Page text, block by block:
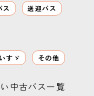
ス 送迎バス
いすゞ その他
中古バス一覧